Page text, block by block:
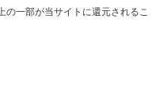
の一部が当サイトに還元されるこ